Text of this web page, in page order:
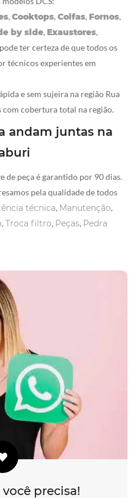
, Cooktops, Coifas, Fornos,
by side, Exaustores,
ter certeza de que todos os
técnicos experientes em
e sem sujeira na região Rua
com cobertura total na região.
andam juntas na
de peça é garantido por 90 dias.
pela qualidade de todos
técnica, Manutenção,
, Troca filtro, Peças, Pedra
precisa!